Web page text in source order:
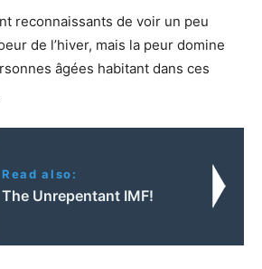
reconnaissants de voir un peu
de l’hiver, mais la peur domine
âgées habitant dans ces
Read also:
The Unrepentant IMF!